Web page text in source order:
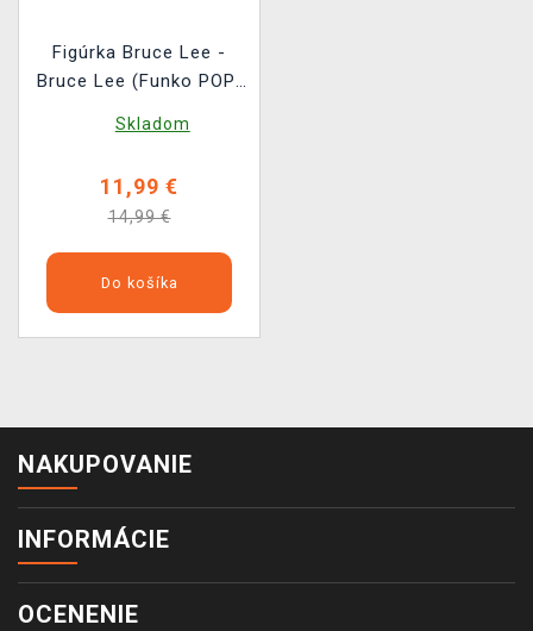
Figúrka Bruce Lee -
Bruce Lee (Funko POP!
Skladom
11,99 €
14,99 €
Do košíka
NAKUPOVANIE
INFORMÁCIE
OCENENIE